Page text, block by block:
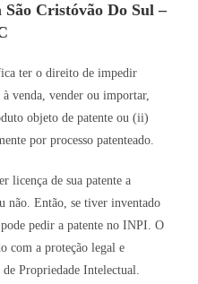
Cristóvão Do Sul –
ter o direito de impedir
venda, vender ou importar,
objeto de patente ou (ii)
por processo patenteado.
licença de sua patente a
não. Então, se tiver inventado
pedir a patente no INPI. O
com a proteção legal e
Propriedade Intelectual.